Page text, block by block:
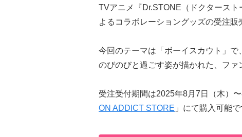
TVアニメ『Dr.STONE（ドクタース
よるコラボレーショングッズの受注販
今回のテーマは「ボーイスカウト」
のびのびと過ごす姿が描かれた、ファ
受注受付期間は2025年8月7日（木）
ON ADDICT STORE 」にて購入可能で